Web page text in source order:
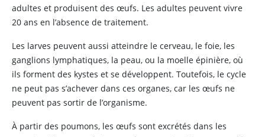
adultes et produisent des œufs. Les adultes peuvent vivre
20 ans en l’absence de traitement.
Les larves peuvent aussi atteindre le cerveau, le foie, les
ganglions lymphatiques, la peau, ou la moelle épinière, où
ils forment des kystes et se développent. Toutefois, le cycle
ne peut pas s’achever dans ces organes, car les œufs ne
peuvent pas sortir de l’organisme.
À partir des poumons, les œufs sont excrétés dans les